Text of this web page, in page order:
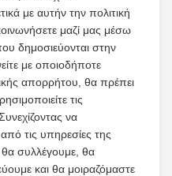
με αυτήν την πολιτική
μαζί μας μέσω
δημοσιεύονται στην
με οποιοδήποτε
απορρήτου, θα πρέπει
τις
να
τις υπηρεσίες της
συλλέγουμε, θα
και θα μοιραζόμαστε